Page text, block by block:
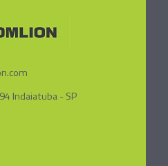
Indaiatuba - SP